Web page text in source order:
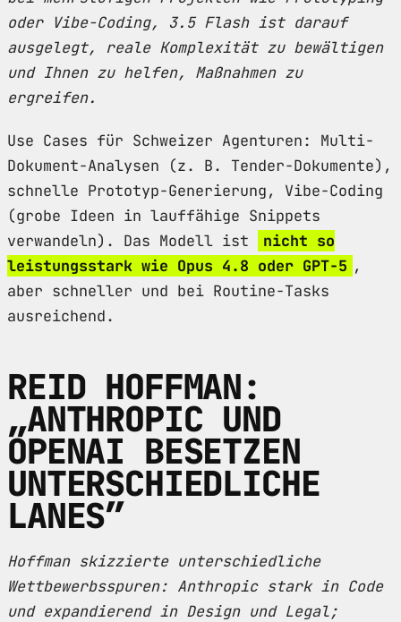
oder Vibe-Coding, 3.5 Flash ist darauf
ausgelegt, reale Komplexität zu bewältigen
und Ihnen zu helfen, Maßnahmen zu
ergreifen.
Use Cases für Schweizer Agenturen: Multi-
Dokument-Analysen (z. B. Tender-Dokumente),
schnelle Prototyp-Generierung, Vibe-Coding
(grobe Ideen in lauffähige Snippets
verwandeln). Das Modell ist
nicht so
leistungsstark wie Opus 4.8 oder GPT-5 ,
aber schneller und bei Routine-Tasks
ausreichend.
REID HOFFMAN:
„ANTHROPIC UND
OPENAI BESETZEN
UNTERSCHIEDLICHE
LANES”
Hoffman skizzierte unterschiedliche
Wettbewerbsspuren: Anthropic stark in Code
und expandierend in Design und Legal;